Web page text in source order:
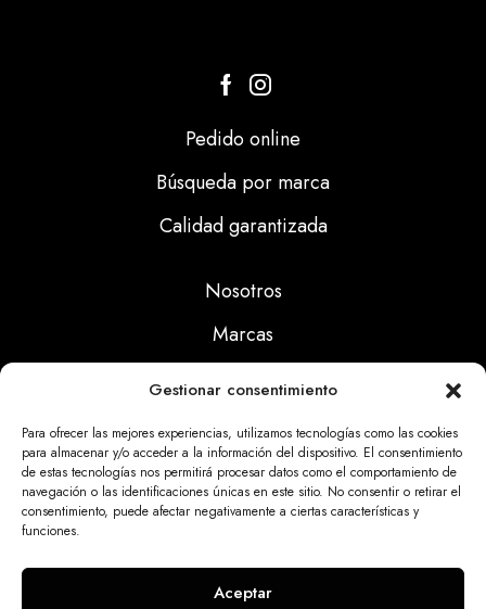
Gestionar consentimiento
Para ofrecer las mejores experiencias, utilizamos tecnologías como las cookies
para almacenar y/o acceder a la información del dispositivo. El consentimiento
de estas tecnologías nos permitirá procesar datos como el comportamiento de
navegación o las identificaciones únicas en este sitio. No consentir o retirar el
consentimiento, puede afectar negativamente a ciertas características y
funciones.
Aceptar
Pedido online
Búsqueda por marca
Calidad garantizada
Nosotros
Marcas
Noticias
Aviso Legal
Politicas Cookies